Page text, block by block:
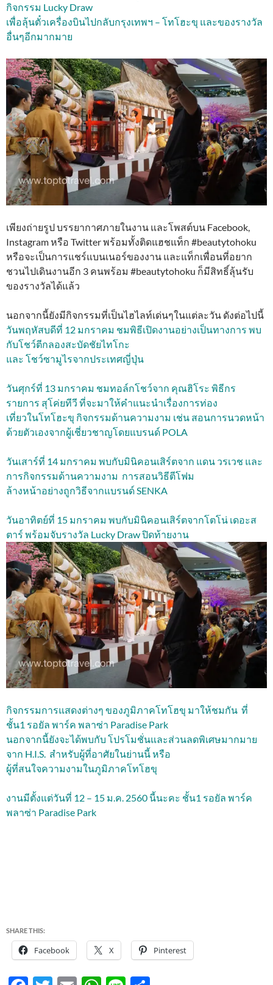
กิจกรรม Lucky Draw
เพื่อลุ้นตั๋วเครื่องบินไปกลับกรุงเทพฯ – โทโฮะขุ และของรางวัล
อื่นๆอีกมากมาย
เพียงถ่ายรูป บรรยากาศภายในงาน และโพสต์บน Facebook,
Instagram หรือ Twitter พร้อมทั้งติดแฮชแท็ก #beautytohoku
หรือจะเป็นการแชร์แบนเนอร์ของงาน และแท็กเพื่อนที่อยาก
ชวนไปเดินงานอีก 3 คนพร้อม #beautytohoku ก็มีสิทธิ์ลุ้นรับ
ของรางวัลได้แล้ว
นอกจากนี้ยังมีกิจกรรมที่เป็นไฮไลท์เด่นๆในแต่ละวัน ดังต่อไปนี้
วันพฤหัสบดีที่ 12 มกราคม ชมพิธีเปิดงานอย่างเป็นทางการ พบ
กับโชว์ตีกลองสะบัดชัยไทโกะ
และ โชว์ซามูไรจากประเทศญี่ปุ่น
วันศุกร์ที่ 13 มกราคม ชมทอล์กโชว์จาก คุณฮิโระ พิธีกร
รายการ สุโค่ยทีวี ที่จะมาให้คำแนะนำเรื่องการท่อง
เที่ยวในโทโฮะขุ กิจกรรมด้านความงาม เช่น สอนการนวดหน้า
ด้วยตัวเองจากผู้เชี่ยวชาญโดยแบรนด์ POLA
วันเสาร์ที่ 14 มกราคม พบกับมินิคอนเสิร์ตจาก แดน วรเวช และ
การกิจกรรมด้านความงาม การสอนวิธีตีโฟม
ล้างหน้าอย่างถูกวิธีจากแบรนด์ SENKA
วันอาทิตย์ที่ 15 มกราคม พบกับมินิคอนเสิร์ตจากโตโน่ เดอะส
ตาร์ พร้อมจับรางวัล Lucky Draw ปิดท้ายงาน
กิจกรรมการแสดงต่างๆ ของภูมิภาคโทโฮขุ มาให้ชมกัน ที่
ชั้น1 รอยัล พาร์ค พลาซ่า Paradise Park
นอกจากนี้ยังจะได้พบกับ โปรโมชั่นและส่วนลดพิเศษมากมาย
จาก H.I.S. สำหรับผู้ที่อาศัยในย่านนี้ หรือ
ผู้ที่สนใจความงามในภูมิภาคโทโฮขุ
งานมีตั้งแต่วันที่ 12 – 15 ม.ค. 2560 นี้นะคะ ชั้น1 รอยัล พาร์ค
พลาซ่า Paradise Park
SHARE THIS:
Facebook X Pinterest